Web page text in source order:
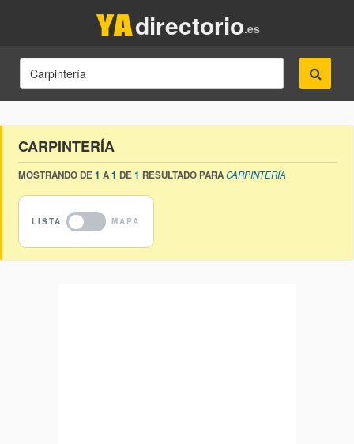
.es
directorio
CARPINTERÍA
MOSTRANDO DE1 A1 DE1 RESULTADO PARACARPINTERÍA